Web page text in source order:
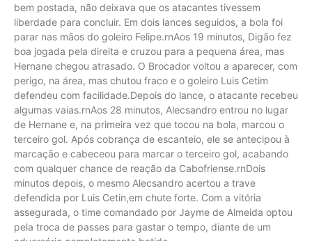
bem postada, não deixava que os atacantes tivessem
liberdade para concluir. Em dois lances seguidos, a bola foi
parar nas mãos do goleiro Felipe.rnAos 19 minutos, Digão fez
boa jogada pela direita e cruzou para a pequena área, mas
Hernane chegou atrasado. O Brocador voltou a aparecer, com
perigo, na área, mas chutou fraco e o goleiro Luis Cetim
defendeu com facilidade.Depois do lance, o atacante recebeu
algumas vaias.rnAos 28 minutos, Alecsandro entrou no lugar
de Hernane e, na primeira vez que tocou na bola, marcou o
terceiro gol. Após cobrança de escanteio, ele se antecipou à
marcação e cabeceou para marcar o terceiro gol, acabando
com qualquer chance de reação da Cabofriense.rnDois
minutos depois, o mesmo Alecsandro acertou a trave
defendida por Luis Cetin,em chute forte. Com a vitória
assegurada, o time comandado por Jayme de Almeida optou
pela troca de passes para gastar o tempo, diante de um